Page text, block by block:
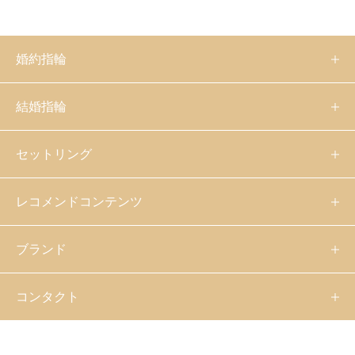
婚約指輪
結婚指輪
セットリング
レコメンドコンテンツ
ブランド
コンタクト